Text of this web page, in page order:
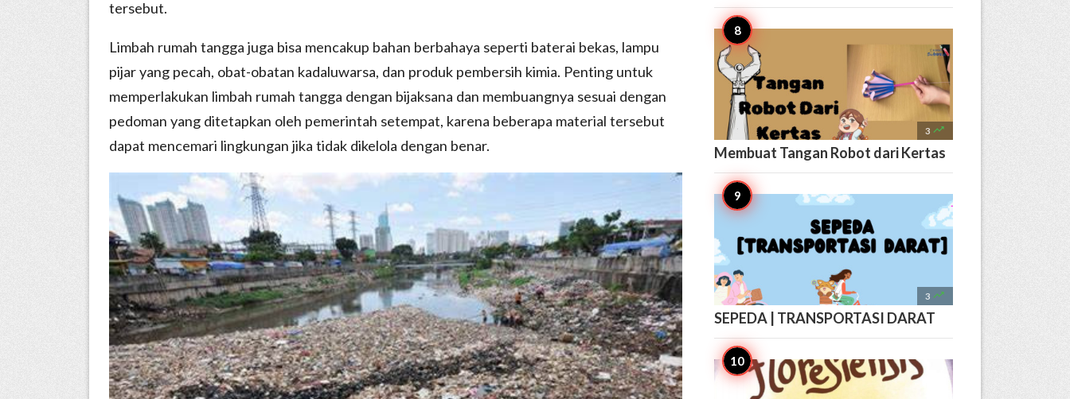
tersebut.
Limbah rumah tangga juga bisa mencakup bahan berbahaya seperti baterai bekas, lampu
pijar yang pecah, obat-obatan kadaluwarsa, dan produk pembersih kimia. Penting untuk
memperlakukan limbah rumah tangga dengan bijaksana dan membuangnya sesuai dengan
pedoman yang ditetapkan oleh pemerintah setempat, karena beberapa material tersebut
dapat mencemari lingkungan jika tidak dikelola dengan benar.
3 
Membuat Tangan Robot dari Kertas
3 
SEPEDA | TRANSPORTASI DARAT